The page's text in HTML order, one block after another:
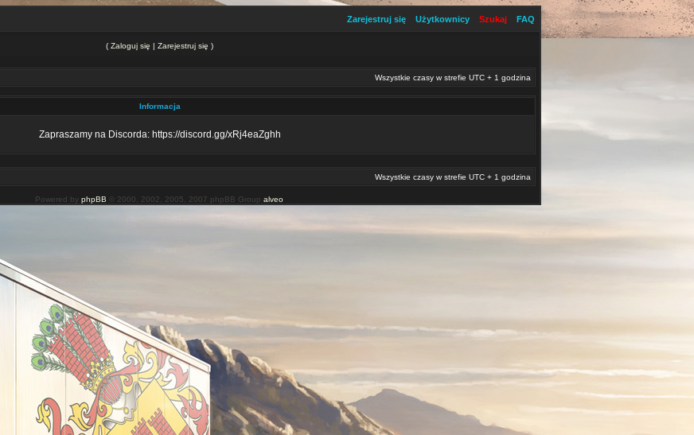
FAQ
Szukaj
Użytkownicy
Zarejestruj się
( Zaloguj się | Zarejestruj się )
Wszystkie czasy w strefie UTC + 1 godzina
Informacja
Zapraszamy na Discorda: https://discord.gg/xRj4eaZghh
Wszystkie czasy w strefie UTC + 1 godzina
Powered by phpBB © 2000, 2002, 2005, 2007 phpBB Group alveo